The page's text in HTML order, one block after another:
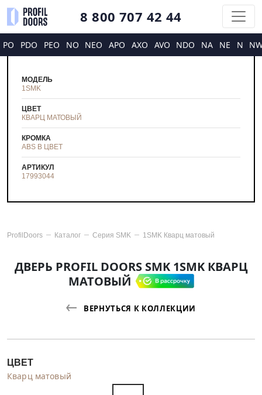
8 800 707 42 44
PO PDO PEO NO NEO APO AXO AVO NDO NA NE N
МОДЕЛЬ
1SMK
ЦВЕТ
КВАРЦ МАТОВЫЙ
КРОМКА
ABS В ЦВЕТ
АРТИКУЛ
17993044
ProfilDoors Каталог Серия SMK 1SMK Кварц матовый
ДВЕРЬ PROFIL DOORS SMK 1SMK КВАРЦ
МАТОВЫЙ
ВЕРНУТЬСЯ К КОЛЛЕКЦИИ
ЦВЕТ
Кварц матовый